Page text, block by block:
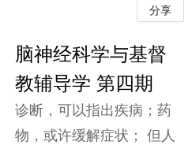
分享
脑神经科学与基督
教辅导学 第四期
诊断，可以指出疾病；药
物，或许缓解症状； 但人